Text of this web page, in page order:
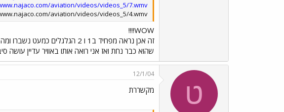
aviation/videos/videos_5/7.wmv
aviation/videos/videos_5/4.wmv
WOW!!!!
זה אכן נראה מפחיד ב1 ו 2
שהוא כבר נחת ואז אני רואה אותו באוויר עדיין
ט
12/1/04
מקשררת